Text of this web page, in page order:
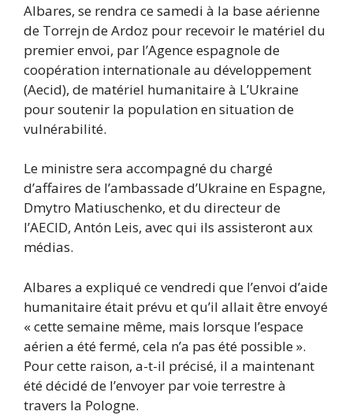
Albares, se rendra ce samedi à la base aérienne
de Torrejn de Ardoz pour recevoir le matériel du
premier envoi, par l’Agence espagnole de
coopération internationale au développement
(Aecid), de matériel humanitaire à L’Ukraine
pour soutenir la population en situation de
vulnérabilité.
Le ministre sera accompagné du chargé
d’affaires de l’ambassade d’Ukraine en Espagne,
Dmytro Matiuschenko, et du directeur de
l’AECID, Antón Leis, avec qui ils assisteront aux
médias.
Albares a expliqué ce vendredi que l’envoi d’aide
humanitaire était prévu et qu’il allait être envoyé
« cette semaine même, mais lorsque l’espace
aérien a été fermé, cela n’a pas été possible ».
Pour cette raison, a-t-il précisé, il a maintenant
été décidé de l’envoyer par voie terrestre à
travers la Pologne.